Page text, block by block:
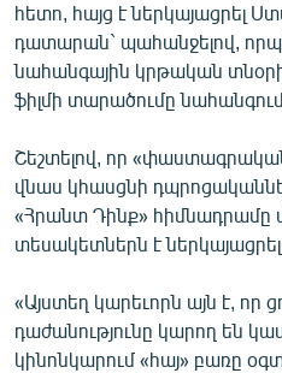
ՏՏ ԵՒ ԻՆՏԵՐՆԵՏ
ԿՈՐՈՆԱՎԻՐՈՒՍ
ԱՐԽԻՎ
ՏԵՍԱՆՅՈՒԹԵՐ
ԲԱՆԱՎԵՃ
ՁԳՏԵԼՈՎ ԼԱՎԱԳՈՒՅՆԻՆ
Հայերեն
հետո, հայց է ներկայացրել
դատարան` պահանջելով,
նահանգային կրթական
ֆիլմի տարածումը
Շեշտելով, որ
վնաս կհասցնի
«Հրանտ Դինք» հիմնադրամը
տեսակետներն է ներկայացրել
«Այստեղ կարեւորն այն է, որ
դաժանությունը կարող են
կինոնկարում «հայ» բառը